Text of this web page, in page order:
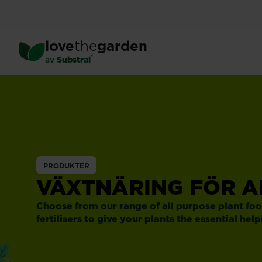
lovethegarden
av Substral®
alla
ändamål
PRODUKTER
VÄXTNÄRING FÖR
Choose from our range of all purpose plant
fertilisers to give your plants the essential